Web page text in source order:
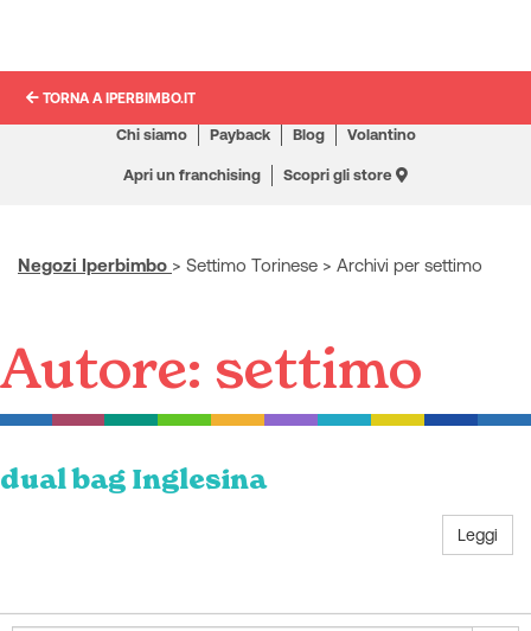
TORNA A IPERBIMBO.IT
Chi siamo Payback Blog Volantino
Apri un franchising Scopri gli store
Negozi Iperbimbo > Settimo Torinese > Archivi per settimo
Autore: settimo
dual bag Inglesina
Leggi